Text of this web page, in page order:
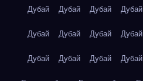
Дубай Дубай Дубай Дубай
Дубай Дубай Дубай Дубай
Дубай Дубай Дубай Дубай